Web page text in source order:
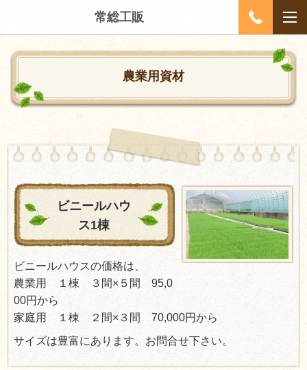
常総工販
農業用資材
ビニールハウ
ス1棟
ビニールハウスの価格は、
農業用 １棟 ３間×５間 95,0
00円から
家庭用 １棟 ２間×３間 70,000円から
サイズは豊富にあります。お問合せ下さい。